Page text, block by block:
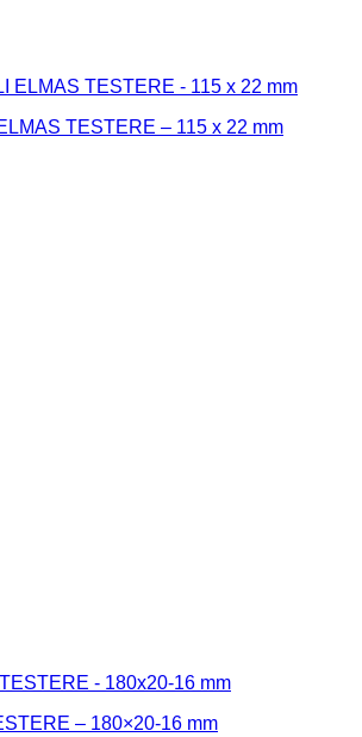
TESTERE – 115 x 22 mm
– 180×20-16 mm